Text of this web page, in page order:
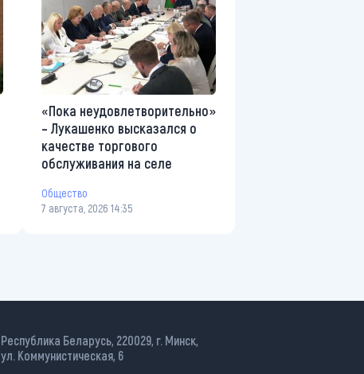
«Пока неудовлетворительно»
– Лукашенко высказался о
качестве торгового
обслуживания на селе
Общество
7 августа, 2026 14:35
Республика Беларусь, 220029, г. Минск,
ул. Коммунистическая, 6